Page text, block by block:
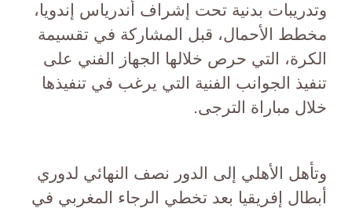
وتدريبات بدنية تحت إشراف أندرياس إندويا،
مخطط الأحمال، قبل المشاركة في تقسيمة
الكرة، التي حرص خلالها الجهاز الفني على
تنفيذ الجوانب الفنية التي يرغب في تنفيذها
خلال مباراة الترجى.
وتأهل الأهلي إلى الدور نصف النهائي لدوري
أبطال إفريقيا بعد تخطي الرجاء المغربي في